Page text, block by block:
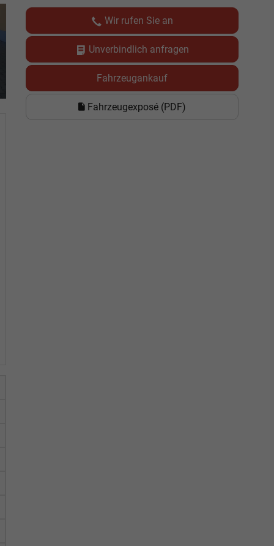
Wir rufen Sie an
Unverbindlich anfragen
Fahrzeugankauf
Fahrzeugexposé (PDF)